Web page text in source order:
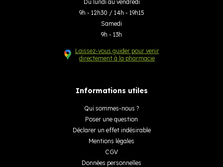
Du lundi au vendredi
9h - 12h30 / 14h - 19h15
Samedi
9h - 13h
Laissez-vous guider pour venir
directement à la pharmacie
Informations utiles
Qui sommes-nous ?
Poser une question
Déclarer un effet indésirable
Mentions légales
CGV
Données personnelles